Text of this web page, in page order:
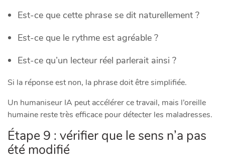
Est-ce que cette phrase se dit naturellement ?
Est-ce que le rythme est agréable ?
Est-ce qu’un lecteur réel parlerait ainsi ?
Si la réponse est non, la phrase doit être simplifiée.
Un humaniseur IA peut accélérer ce travail, mais l’oreille
humaine reste très efficace pour détecter les maladresses.
Étape 9 : vérifier que le sens n’a pas
été modifié